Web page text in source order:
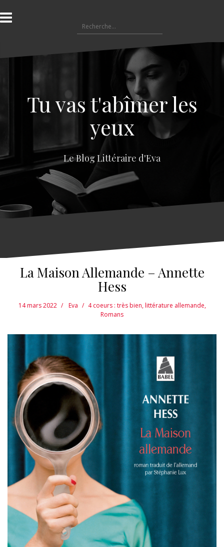
l
a
e
e
Tu vas t'abîmer les
yeux
Le Blog Littéraire d'Eva
La Maison Allemande – Annette
Hess
14 mars 2022 Eva 4 coeurs : très bien,littérature allemande,
Romans